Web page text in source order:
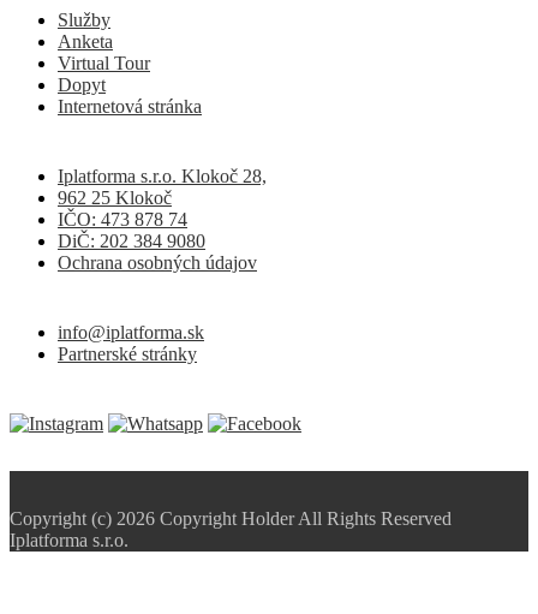
Služby
Anketa
Virtual Tour
Dopyt
Internetová stránka
Iplatforma s.r.o. Klokoč 28,
962 25 Klokoč
IČO: 473 878 74
DiČ: 202 384 9080
Ochrana osobných údajov
info@iplatforma.sk
Partnerské stránky
Copyright (c) 2026 Copyright Holder All Rights Reserved
Iplatforma s.r.o.